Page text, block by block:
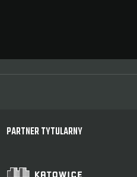
PARTNER TYTULARNY